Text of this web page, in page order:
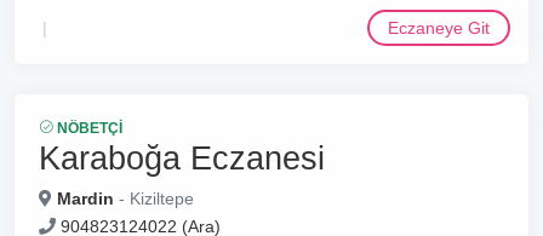
Eczaneye Git
NÖBETÇI
Karaboğa Eczanesi
Mardin - Kiziltepe
904823124022 (Ara)